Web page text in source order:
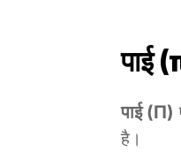
पाई
पाई (π)
है।